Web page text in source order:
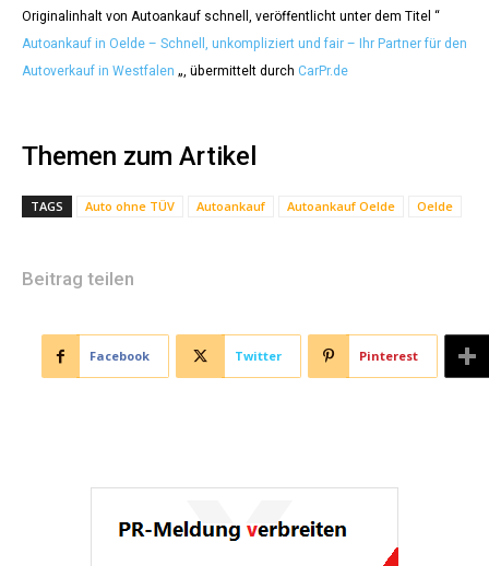
Originalinhalt von Autoankauf schnell, veröffentlicht unter dem Titel “
Autoankauf in Oelde – Schnell, unkompliziert und fair – Ihr Partner für den
Autoverkauf in Westfalen „, übermittelt durch CarPr.de
Themen zum Artikel
TAGS Auto ohne TÜV Autoankauf Autoankauf Oelde Oelde
Beitrag teilen
Facebook Twitter Pinterest